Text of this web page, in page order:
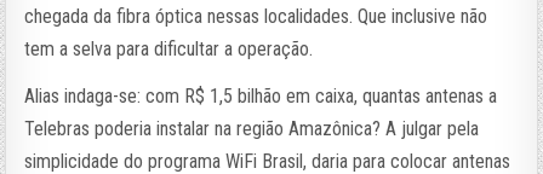
chegada da fibra óptica nessas localidades. Que inclusive não
tem a selva para dificultar a operação.
Alias indaga-se: com R$ 1,5 bilhão em caixa, quantas antenas a
Telebras poderia instalar na região Amazônica? A julgar pela
simplicidade do programa WiFi Brasil, daria para colocar antenas